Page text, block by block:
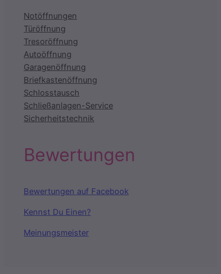
Notöffnungen
Türöffnung
Tresoröffnung
Autoöffnung
Garagenöffnung
Briefkastenöffnung
Schlosstausch
Schließanlagen-Service
Sicherheitstechnik
Bewertungen
Bewertungen auf Facebook
Kennst Du Einen?
Meinungsmeister